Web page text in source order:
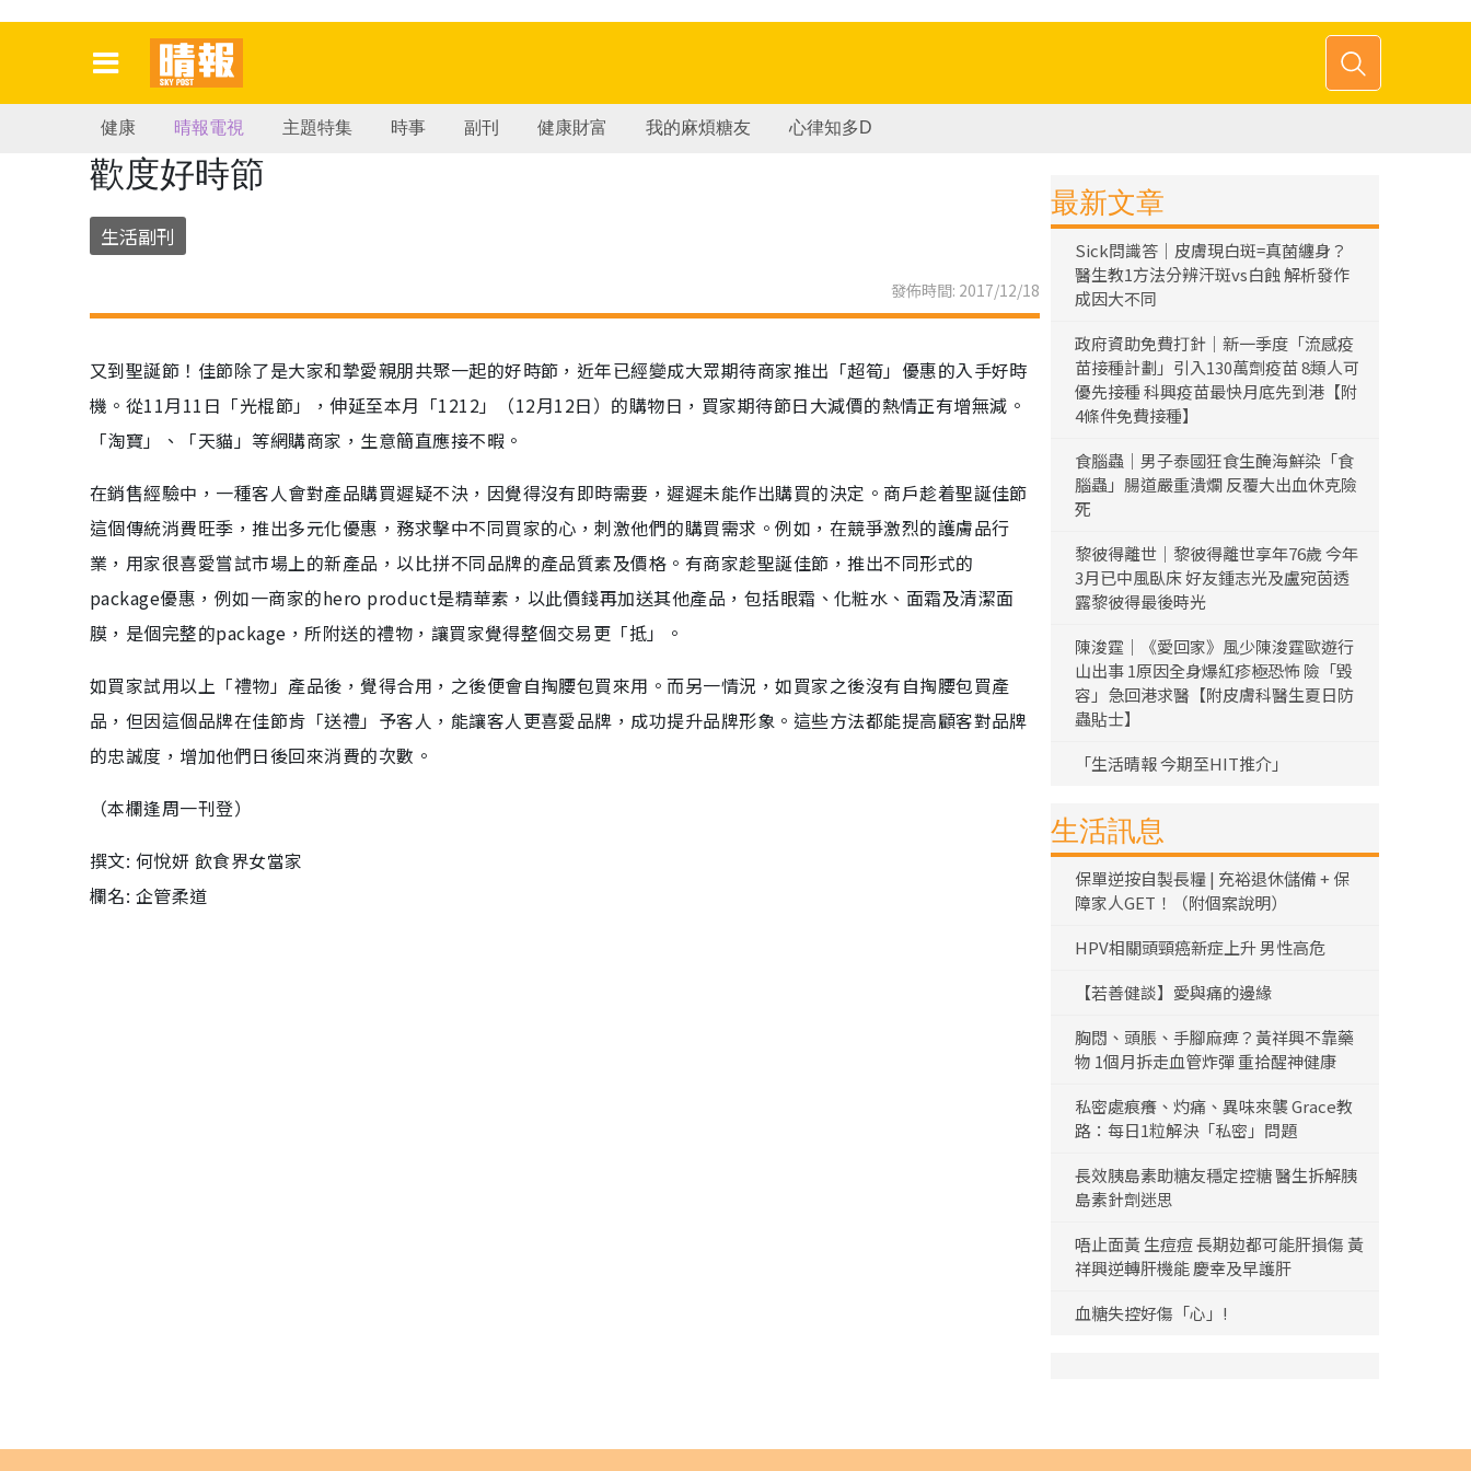
健康 晴報電視 主題特集 時事 副刊 健康財富 我的麻煩糖友 心律知多D
歡度好時節
生活副刊
發佈時間: 2017/12/18
又到聖誕節！佳節除了是大家和摯愛親朋共聚一起的好時節，近年已經變成大眾期待商家推出「超筍」優惠的入手好時
機。從11月11日「光棍節」，伸延至本月「1212」（12月12日）的購物日，買家期待節日大減價的熱情正有增無減。
「淘寶」、「天貓」等網購商家，生意簡直應接不暇。
在銷售經驗中，一種客人會對產品購買遲疑不決，因覺得沒有即時需要，遲遲未能作出購買的決定。商戶趁着聖誕佳節
這個傳統消費旺季，推出多元化優惠，務求擊中不同買家的心，刺激他們的購買需求。例如，在競爭激烈的護膚品行
業，用家很喜愛嘗試市場上的新產品，以比拼不同品牌的產品質素及價格。有商家趁聖誕佳節，推出不同形式的
package優惠，例如一商家的hero product是精華素，以此價錢再加送其他產品，包括眼霜、化粧水、面霜及清潔面
膜，是個完整的package，所附送的禮物，讓買家覺得整個交易更「抵」。
如買家試用以上「禮物」產品後，覺得合用，之後便會自掏腰包買來用。而另一情況，如買家之後沒有自掏腰包買產
品，但因這個品牌在佳節肯「送禮」予客人，能讓客人更喜愛品牌，成功提升品牌形象。這些方法都能提高顧客對品牌
的忠誠度，增加他們日後回來消費的次數。
（本欄逢周一刊登）
撰文: 何悅妍 飲食界女當家
欄名: 企管柔道
最新文章
Sick問識答｜皮膚現白斑=真菌纏身？
醫生教1方法分辨汗斑vs白蝕 解析發作
成因大不同
政府資助免費打針｜新一季度「流感疫
苗接種計劃」引入130萬劑疫苗 8類人可
優先接種 科興疫苗最快月底先到港【附
4條件免費接種】
食腦蟲｜男子泰國狂食生醃海鮮染「食
腦蟲」腸道嚴重潰爛 反覆大出血休克險
死
黎彼得離世｜黎彼得離世享年76歲 今年
3月已中風臥床 好友鍾志光及盧宛茵透
露黎彼得最後時光
陳浚霆｜《愛回家》風少陳浚霆歐遊行
山出事 1原因全身爆紅疹極恐怖 險「毀
容」急回港求醫【附皮膚科醫生夏日防
蟲貼士】
「生活晴報 今期至HIT推介」
生活訊息
保單逆按自製長糧 | 充裕退休儲備 + 保
障家人GET！（附個案說明）
HPV相關頭頸癌新症上升 男性高危
【若善健談】愛與痛的邊緣
胸悶、頭脹、手腳麻痺？黃祥興不靠藥
物 1個月拆走血管炸彈 重拾醒神健康
私密處痕癢、灼痛、異味來襲 Grace教
路：每日1粒解決「私密」問題
長效胰島素助糖友穩定控糖 醫生拆解胰
島素針劑迷思
唔止面黃 生痘痘 長期攰都可能肝損傷 黃
祥興逆轉肝機能 慶幸及早護肝
血糖失控好傷「心」!